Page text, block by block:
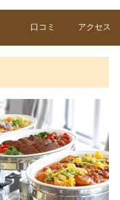
口コミ アクセス